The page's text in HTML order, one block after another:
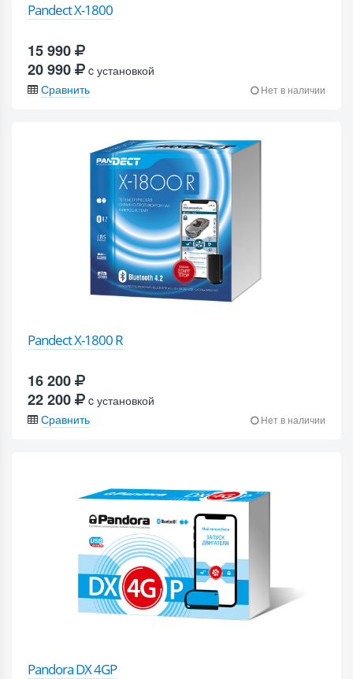
Pandect X-1800
15 990
20 990
c установкой
Сравнить
Нет в наличии
Pandect X-1800 R
16 200
22 200
c установкой
Сравнить
Нет в наличии
Pandora DX 4GP